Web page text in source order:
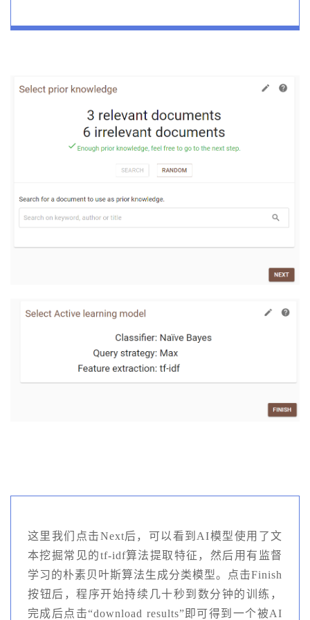
这里我们点击Next后，可以看到AI模型使用了文
本挖掘常见的tf-idf算法提取特征，然后用有监督
学习的朴素贝叶斯算法生成分类模型。点击Finish
按钮后，程序开始持续几十秒到数分钟的训练，
完成后点击“download results”即可得到一个被AI